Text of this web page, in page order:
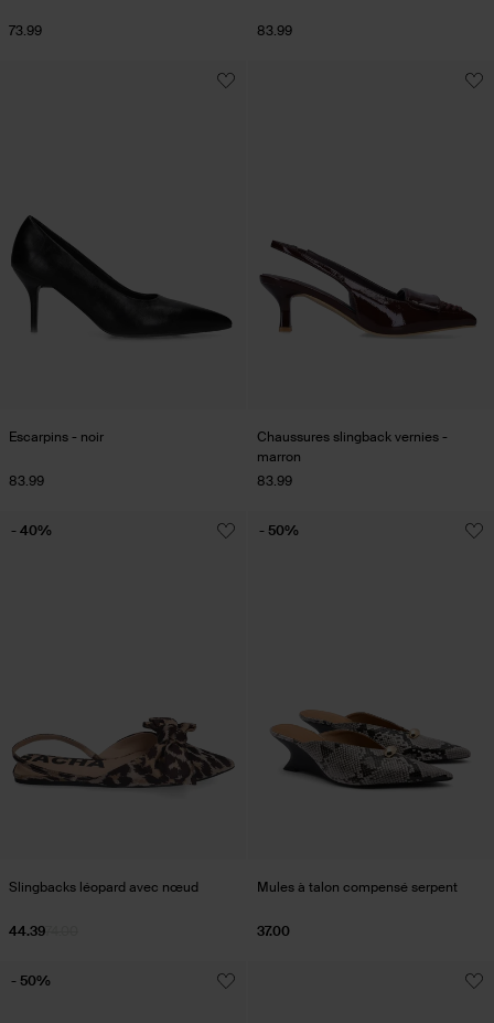
73.99 83.99
Escarpins - noir
83.99
Chaussures slingback vernies -
marron
83.99
Slingbacks léopard avec nœud
44.39
- 40%
Mules à talon compensé serpent
37.00
- 50%
- 50%